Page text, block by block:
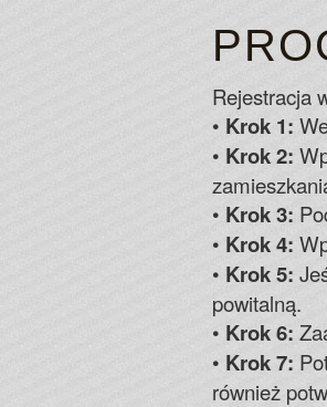
Rejestracja
• Krok 1:
• Krok 2:
• Krok 3:
• Krok 4:
• Krok 5:
powitalną.
• Krok 6:
• Krok 7:
również